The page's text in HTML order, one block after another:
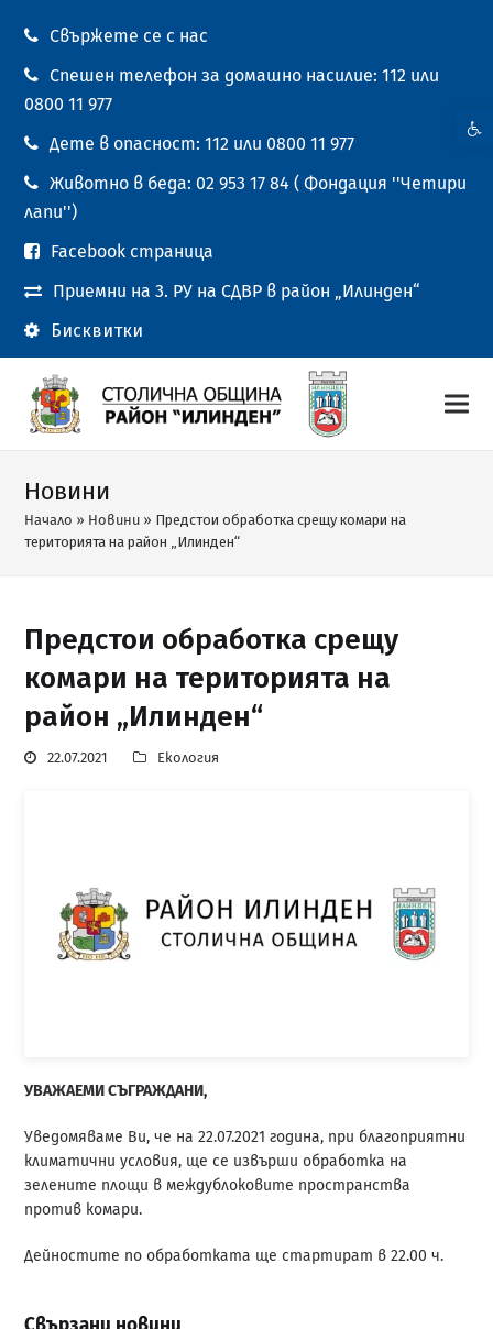
Свържете се с нас
Спешен телефон за домашно насилие: 112 или
0800 11 977
Дете в опасност: 112 или 0800 11 977
Животно в беда: 02 953 17 84 ( Фондация ''Четири
лапи'')
Facebook страница
Приемни на 3. РУ на СДВР в район „Илинден“
Бисквитки
Новини
Начало » Новини » Предстои обработка срещу комари на
територията на район „Илинден“
Предстои обработка срещу
комари на територията на
район „Илинден“
22.07.2021 Екология
УВАЖАЕМИ СЪГРАЖДАНИ,
Уведомяваме Ви, че на 22.07.2021 година, при благоприятни
климатични условия, ще се извърши обработка на
зелените площи в междублоковите пространства
против комари.
Дейностите по обработката ще стартират в 22.00 ч.